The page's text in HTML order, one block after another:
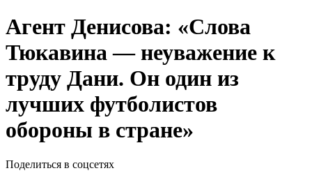
Агент Денисова: «Слова
Тюкавина — неуважение к
труду Дани. Он один из
лучших футболистов
обороны в стране»
Поделиться в соцсетях